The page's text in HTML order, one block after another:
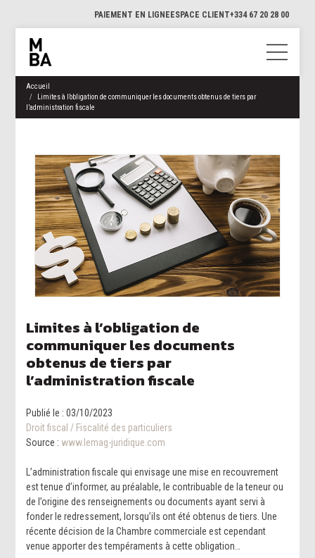
PAIEMENT EN LIGNEESPACE CLIENT+334 67 20 28 00
Accueil
Limites à l’obligation de communiquer les documents obtenus de tiers par
l’administration fiscale
Limites à l’obligation de
communiquer les documents
obtenus de tiers par
l’administration fiscale
Publié le :03/10/2023
Droit fiscal / Fiscalité des particuliers
Source : www.lemag-juridique.com
L’administration fiscale qui envisage une mise en recouvrement
est tenue d’informer, au préalable, le contribuable de la teneur ou
de l’origine des renseignements ou documents ayant servi à
fonder le redressement, lorsqu’ils ont été obtenus de tiers. Une
récente décision de la Chambre commerciale est cependant
venue apporter des tempéraments à cette obligation…